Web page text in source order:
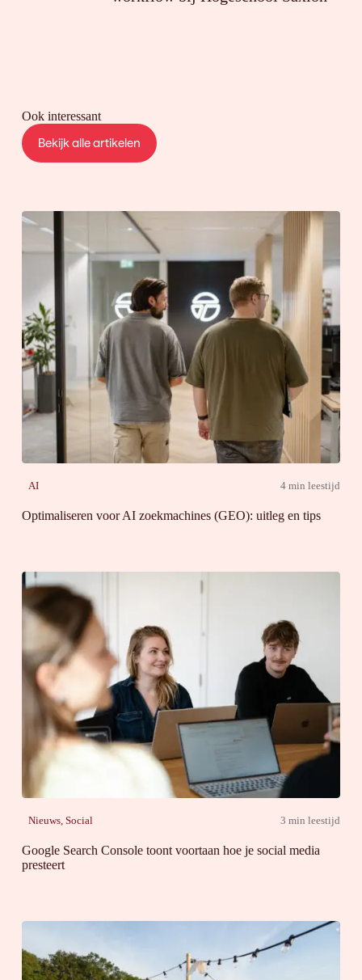
Ook interessant
Bekijk alle artikelen
AI 4 min leestijd
Optimaliseren voor AI zoekmachines (GEO): uitleg en tips
Nieuws, Social 3 min leestijd
Google Search Console toont voortaan hoe je social media
presteert